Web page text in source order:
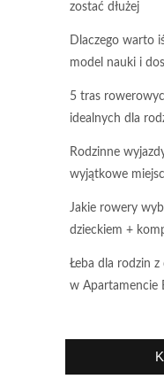
zostać dłużej
Dlaczego warto
model nauki i
5 tras
idealnych dla
Rodzinne
wyjątkowe
Jakie rowery
dzieckiem +
Łeba dla rodzin
w Apartamencie